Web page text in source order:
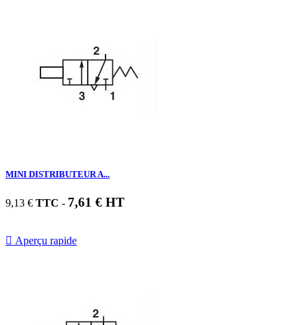
MINI DISTRIBUTEUR A...
9,13 € TTC - 7,61 € HT
 Aperçu rapide